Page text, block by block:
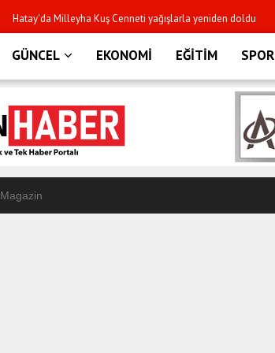
Borsa İstanbul'da BİST 100 endeksi 13.000 puanı aştı
GÜNCEL EKONOMİ EĞİTİM SPOR
Magazin